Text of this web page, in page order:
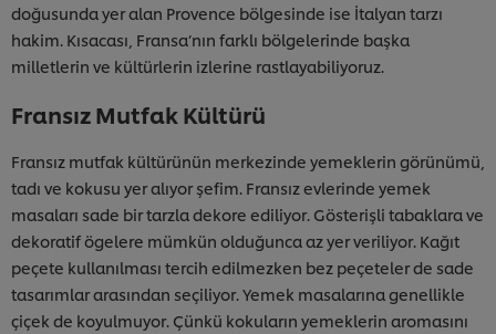
doğusunda yer alan Provence bölgesinde ise İtalyan tarzı
hakim. Kısacası, Fransa’nın farklı bölgelerinde başka
milletlerin ve kültürlerin izlerine rastlayabiliyoruz.
Fransız Mutfak Kültürü
Fransız mutfak kültürünün merkezinde yemeklerin görünümü,
tadı ve kokusu yer alıyor şefim. Fransız evlerinde yemek
masaları sade bir tarzla dekore ediliyor. Gösterişli tabaklara ve
dekoratif ögelere mümkün olduğunca az yer veriliyor. Kağıt
peçete kullanılması tercih edilmezken bez peçeteler de sade
tasarımlar arasından seçiliyor. Yemek masalarına genellikle
çiçek de koyulmuyor. Çünkü kokuların yemeklerin aromasını